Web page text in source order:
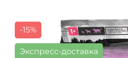
-15%
Экспресс-доставка